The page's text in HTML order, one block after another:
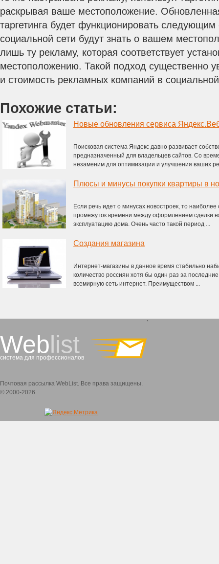
раскрывая ваше местоположение.
таргетинга будет функционировать
социальной сети будут знать о вашем
лишь ту рекламу, которая соответствует
местоположению. Такой подход существенно
и стоимость рекламных компаний в
Похожие статьи:
Новые обновления сервиса
Поисковая система Яндекс давно развивает
предназначенный для владельцев сайтов. Со
незаменим для оптимизации и улучшения ваших
Плюсы и минусы покупки квартиры в
Если речь идет о минусах новостроек, то
промежуток времени между оформлением сделки
эксплуатацию дома. Очень часто такой период ...
Создания магазина
Интернет-магазины в данное время стабильно
количество россиян хотя бы один раз за
всемирную сеть интернет. Преимуществом ...
Weblist
система для профессионалов
`
Почтовая рассылка WebList. Все права защищены.
© 2000-2026